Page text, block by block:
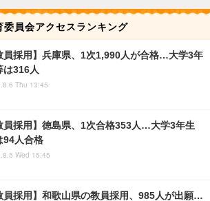
委員会アクセスランキング
員採用】兵庫県、1次1,990人が合格…大学3年
は316人
Thu 13:45
員採用】徳島県、1次合格353人…大学3年生
94人合格
Wed 15:45
員採用】和歌山県の教員採用、985人が出願…